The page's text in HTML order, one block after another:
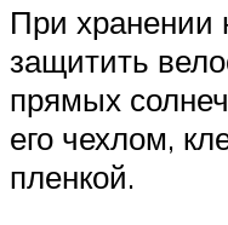
При хранении
защитить
прямых
его чехлом,
пленкой.